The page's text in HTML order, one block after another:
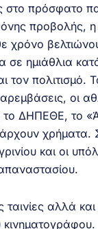
πρόσφατο
προβολής,
ημιάθλια
τον πολιτισμό.
οι
ΔΗΠΕΘΕ, το
χρήματα.
και οι
αλλά